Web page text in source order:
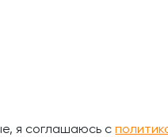
я соглашаюсь с